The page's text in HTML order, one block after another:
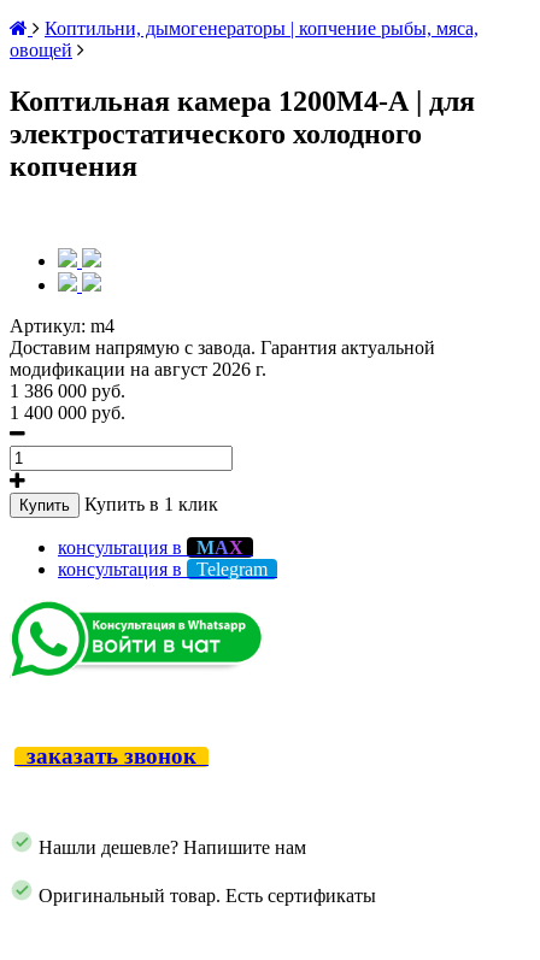
Коптильни, дымогенераторы | копчение рыбы, мяса,
овощей
Коптильная камера 1200М4-А | для
электростатического холодного
копчения
Артикул: m4
Доставим напрямую с завода. Гарантия актуальной
модификации на август 2026 г.
1 386 000 руб.
1 400 000 руб.
Купить Купить в 1 клик
консультация в МАХ
консультация в Telegram
заказать звонок
Нашли дешевле? Напишите нам
Оригинальный товар. Есть сертификаты